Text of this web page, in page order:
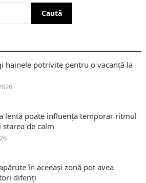
hainele potrivite pentru o vacanță la
lentă poate influența temporar ritmul
starea de calm
în aceeași zonă pot avea
diferiți